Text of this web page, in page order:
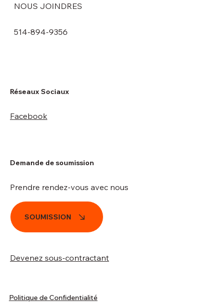
NOUS JOINDRES
514-894-9356
Réseaux Sociaux
Facebook
Devenez sous-contractant
SOUMISSION
Prendre rendez-vous avec nous
Demande de soumission
Politique de Confidentialité